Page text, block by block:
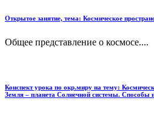
Открытое занятие, тема: Космическое
Общее представление о космосе....
Конспект урока по окр.миру на тему:
Земля – планета Солнечной системы. Способы